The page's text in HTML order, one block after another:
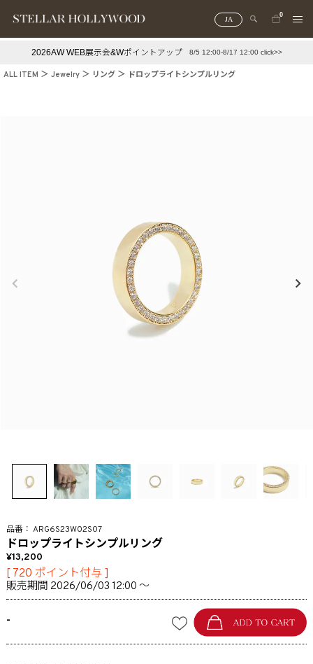
JA
0
2026AW WEB展示会&Wポイントアップ 8/5 12:00-8/17 12:00 click>>
ALL ITEM Jewelry リング ドロップライトシンプルリング
ARG6S23W02S07
ドロップライトシンプルリング
13,200
[ 720 ポイント付与 ]
販売期間 2026/06/03 12:00 〜
-